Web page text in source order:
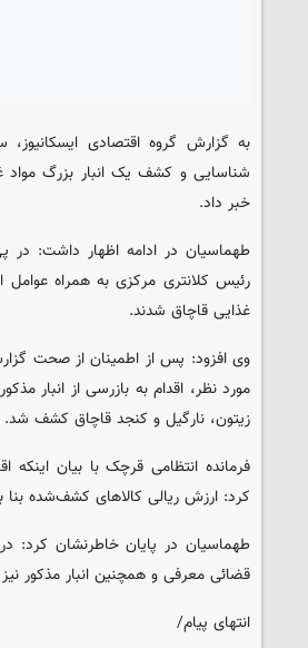
به گزارش گروه اقتصادی ایسکانیوز،
شناسایی و کشف یک انبار بزرگ
خبر داد.
طهماسیان در ادامه اظهار داشت: در
رئیس کلانتری مرکزی به همراه
غذایی قاچاق شدند.
وی افزود: پس از اطمینان از صحت
مورد نظر، اقدام به بازرسی از انبار
زیتون، نارگیل و کنجد قاچاق کشف شد.
فرمانده انتظامی قرچک با بیان اینکه
کرد: ارزش ریالی کالاهای کشف‌شده بنا به نظر کارشناسان
طهماسیان در پایان خاطرنشان کرد:
قضائی معرفی و همچنین انبار مذکور
انتهای پیام/